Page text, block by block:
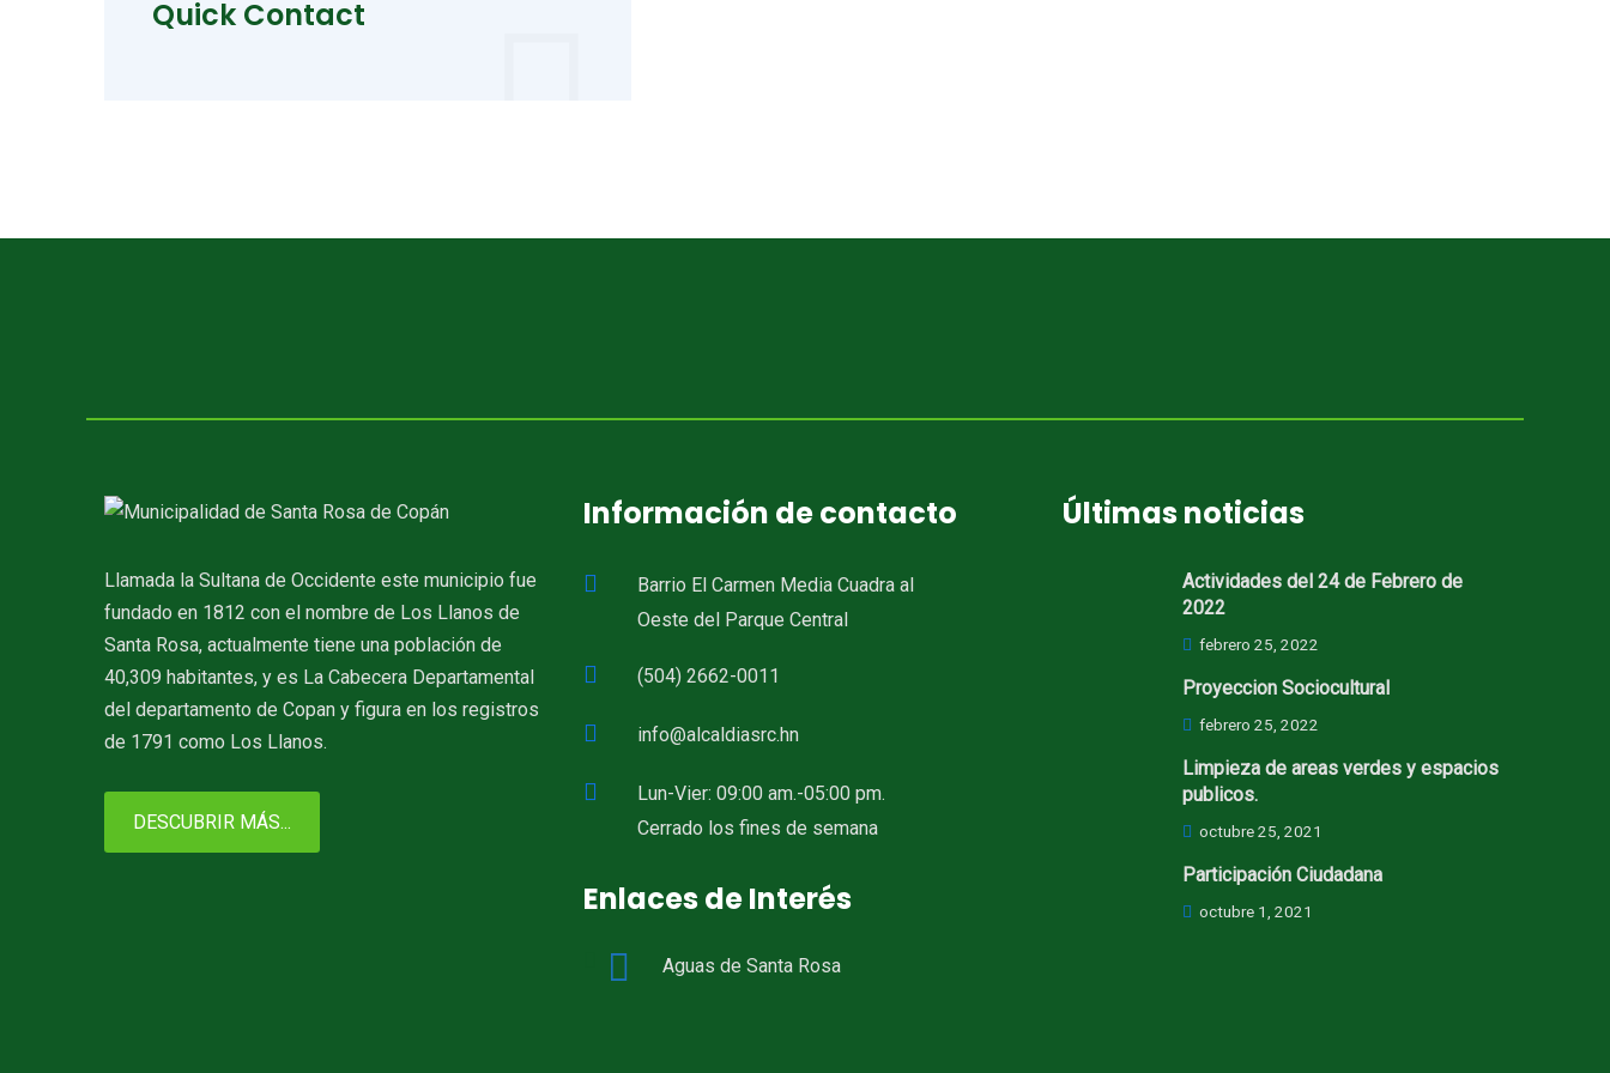
Quick Contact
Llamada la Sultana de Occidente este municipio fue
fundado en 1812 con el nombre de Los Llanos de
Santa Rosa, actualmente tiene una población de
40,309 habitantes, y es La Cabecera Departamental
del departamento de Copan y figura en los registros
de 1791 como Los Llanos.
DESCUBRIR MÁS...
Información de contacto
Barrio El Carmen Media Cuadra al
Oeste del Parque Central
(504) 2662-0011
info@alcaldiasrc.hn
Lun-Vier: 09:00 am.-05:00 pm.
Cerrado los fines de semana
Enlaces de Interés
Aguas de Santa Rosa
Últimas noticias
Actividades del 24 de Febrero de
2022
febrero 25, 2022
Proyeccion Sociocultural
febrero 25, 2022
Limpieza de areas verdes y espacios
publicos.
octubre 25, 2021
Participación Ciudadana
octubre 1, 2021